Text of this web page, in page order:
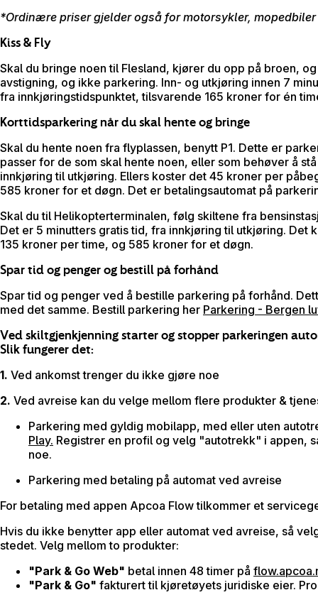
*Ordinære priser gjelder også for motorsykler,
Kiss & Fly
Skal du bringe noen til Flesland, kjører du opp på broen,
avstigning, og ikke parkering. Inn- og utkjøring innen 7
fra innkjøringstidspunktet, tilsvarende 165 kroner for én
Korttidsparkering når du skal hente og bringe
Skal du hente noen fra flyplassen, benytt P1. Dette er
passer for de som skal hente noen, eller som behøver å
innkjøring til utkjøring. Ellers koster det 45 kroner per
585 kroner for et døgn. Det er betalingsautomat på
Skal du til Helikopterterminalen, følg skiltene fra
Det er 5 minutters gratis tid, fra innkjøring til utkjøring.
135 kroner per time, og 585 kroner for et døgn.
Spar tid og penger og bestill på forhånd
Spar tid og penger ved å bestille parkering på forhånd.
med det samme. Bestill parkering her Parkering - Bergen
Ved skiltgjenkjenning starter og stopper parkeringen
Slik fungerer det:
1. Ved ankomst trenger du ikke gjøre noe
2. Ved avreise kan du velge mellom flere produkter &
Parkering med gyldig mobilapp, med eller uten
Play. Registrer en profil og velg "autotrekk" i appen,
noe.
Parkering med betaling på automat ved avreise
For betaling med appen Apcoa Flow tilkommer et
Hvis du ikke benytter app eller automat ved avreise, så
stedet. Velg mellom to produkter:
"Park & Go Web" betal innen 48 timer på
"Park & Go" fakturert til kjøretøyets juridiske eier.